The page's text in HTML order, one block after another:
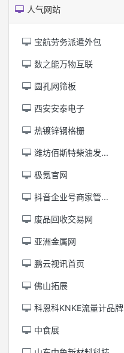
人气网站
宝航劳务派遣外包
数之能万物互联
圆孔网筛板
西安安泰电子
热镀锌钢格栅
潍坊佰斯特柴油发...
极氪官网
抖音企业号商家管...
废品回收交易网
亚洲金属网
鹏云视讯首页
佛山拓展
科恩科KNKE流量计品牌
中食展